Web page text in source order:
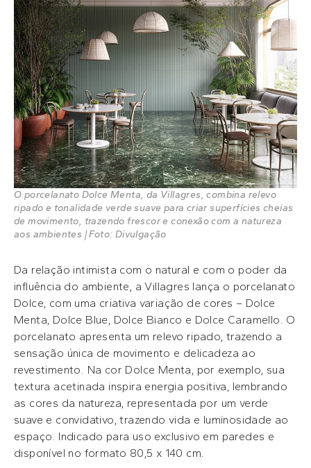
O porcelanato Dolce Menta, da Villagres, combina relevo
ripado e tonalidade verde suave para criar superfícies cheias
de movimento, trazendo frescor e conexão com a natureza
aos ambientes | Foto: Divulgação
Da relação intimista com o natural e com o poder da
influência do ambiente, a Villagres lança o porcelanato
Dolce, com uma criativa variação de cores – Dolce
Menta, Dolce Blue, Dolce Bianco e Dolce Caramello. O
porcelanato apresenta um relevo ripado, trazendo a
sensação única de movimento e delicadeza ao
revestimento. Na cor Dolce Menta, por exemplo, sua
textura acetinada inspira energia positiva, lembrando
as cores da natureza, representada por um verde
suave e convidativo, trazendo vida e luminosidade ao
espaço. Indicado para uso exclusivo em paredes e
disponível no formato 80,5 x 140 cm.